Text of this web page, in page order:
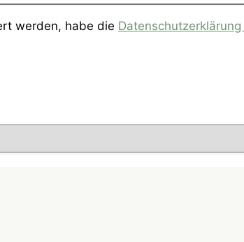
werden, habe die Datenschutzerklärung